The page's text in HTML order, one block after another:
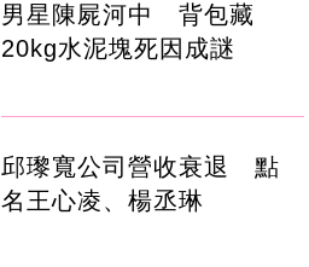
男星陳屍河中 背包藏
20kg水泥塊死因成謎
邱瓈寬公司營收衰退 點
名王心凌、楊丞琳